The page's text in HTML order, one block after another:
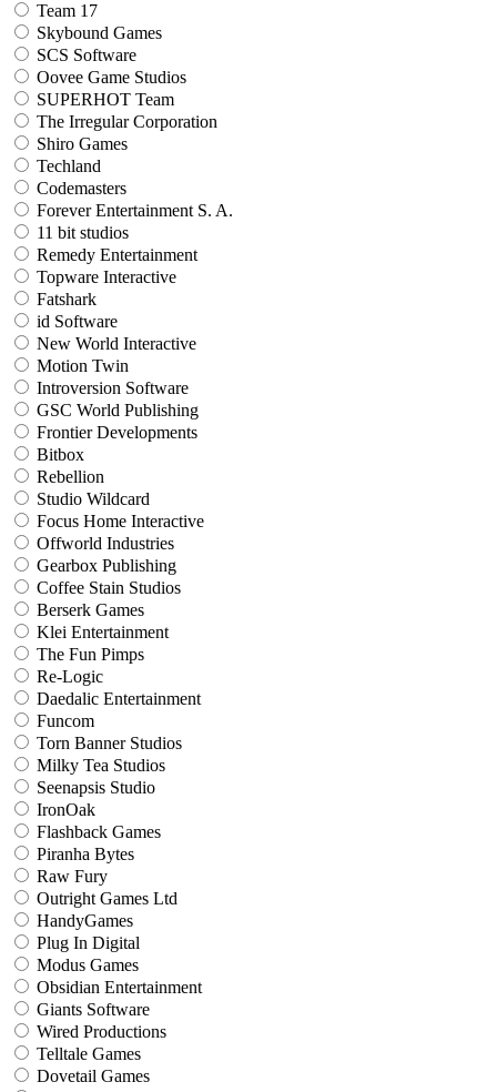
Team 17
Skybound Games
SCS Software
Oovee Game Studios
SUPERHOT Team
The Irregular Corporation
Shiro Games
Techland
Codemasters
Forever Entertainment S. A.
11 bit studios
Remedy Entertainment
Topware Interactive
Fatshark
id Software
New World Interactive
Motion Twin
Introversion Software
GSC World Publishing
Frontier Developments
Bitbox
Rebellion
Studio Wildcard
Focus Home Interactive
Offworld Industries
Gearbox Publishing
Coffee Stain Studios
Berserk Games
Klei Entertainment
The Fun Pimps
Re-Logic
Daedalic Entertainment
Funcom
Torn Banner Studios
Milky Tea Studios
Seenapsis Studio
IronOak
Flashback Games
Piranha Bytes
Raw Fury
Outright Games Ltd
HandyGames
Plug In Digital
Modus Games
Obsidian Entertainment
Giants Software
Wired Productions
Telltale Games
Dovetail Games